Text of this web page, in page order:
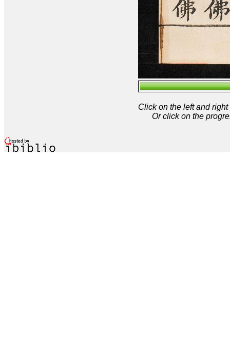
Click on the left and
Or click on the